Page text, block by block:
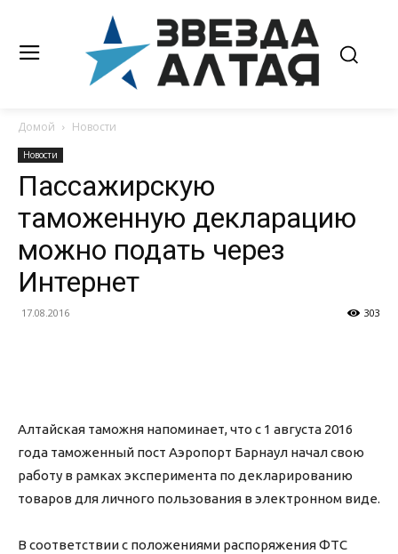
Домой Новости
Новости
Пассажирскую
таможенную декларацию
можно подать через
Интернет
17.08.2016 303
Алтайская таможня напоминает, что с 1 августа 2016
года таможенный пост Аэропорт Барнаул начал свою
работу в рамках эксперимента по декларированию
товаров для личного пользования в электронном виде.
В соответствии с положениями распоряжения ФТС